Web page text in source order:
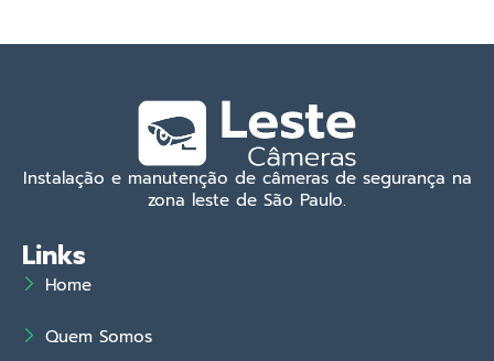
Instalação e manutenção de câmeras de segurança na
zona leste de São Paulo.
Links
Home
Quem Somos